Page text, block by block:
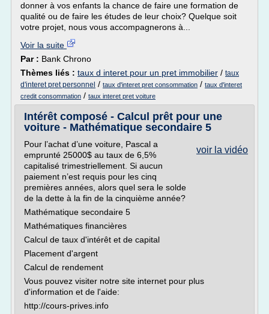
donner à vos enfants la chance de faire une formation de
qualité ou de faire les études de leur choix? Quelque soit
votre projet, nous vous accompagnerons à...
Voir la suite
Par : Bank Chrono
Thèmes liés : taux d interet pour un pret immobilier / taux
d'interet pret personnel / taux d'interet pret consommation / taux d'interet
credit consommation / taux interet pret voiture
Intérêt composé - Calcul prêt pour une
voiture - Mathématique secondaire 5
voir la vidéo
Pour l’achat d’une voiture, Pascal a
emprunté 25000$ au taux de 6,5%
capitalisé trimestriellement. Si aucun
paiement n’est requis pour les cinq
premières années, alors quel sera le solde
de la dette à la fin de la cinquième année?
Mathématique secondaire 5
Mathématiques financières
Calcul de taux d'intérêt et de capital
Placement d'argent
Calcul de rendement
Vous pouvez visiter notre site internet pour plus
d'information et de l'aide:
http://cours-prives.info